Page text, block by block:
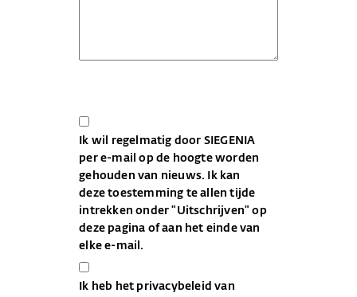
Ik wil regelmatig door SIEGENIA
per e-mail op de hoogte worden
gehouden van nieuws. Ik kan
deze toestemming te allen tijde
intrekken onder "Uitschrijven" op
deze pagina of aan het einde van
elke e-mail.
Ik heb het privacybeleidvan